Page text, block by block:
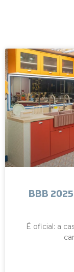
BBB
É oficial: a